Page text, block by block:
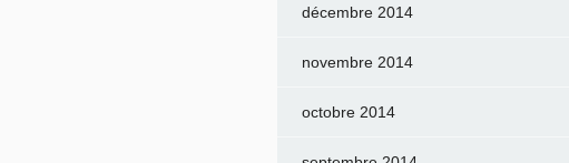
décembre 2014
novembre 2014
octobre 2014